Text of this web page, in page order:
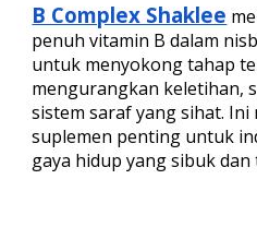
B Complex Shaklee
penuh vitamin B dalam
untuk menyokong tahap
mengurangkan keletihan,
sistem saraf yang sihat. Ini
suplemen penting untuk
gaya hidup yang sibuk